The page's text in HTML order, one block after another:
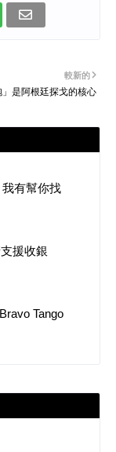
較新的
」是阿根廷探戈的核心
有幫你找
援收銀
Tango